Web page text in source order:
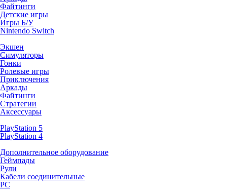
Файтинги
Детские игры
Игры Б/У
Nintendo Switch
Экшен
Симуляторы
Гонки
Ролевые игры
Приключения
Аркады
Файтинги
Стратегии
Аксессуары
PlayStation 5
PlayStation 4
Дополнительное оборудование
Геймпады
Рули
Кабели соединительные
PC